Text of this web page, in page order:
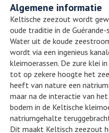
Algemene informatie
Keltische zeezout wordt
oude traditie in de
Water uit de koude
wordt via een ingenieus
kleimoerassen. De zure klei
tot op zekere hoogte het
heeft van nature een
maar na de interactie van
bodem in de Keltische
natriumgehalte
Dit maakt Keltisch zeezout